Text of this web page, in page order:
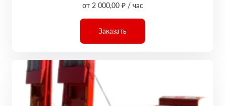
от 2 000,00 ₽ / час
Заказать